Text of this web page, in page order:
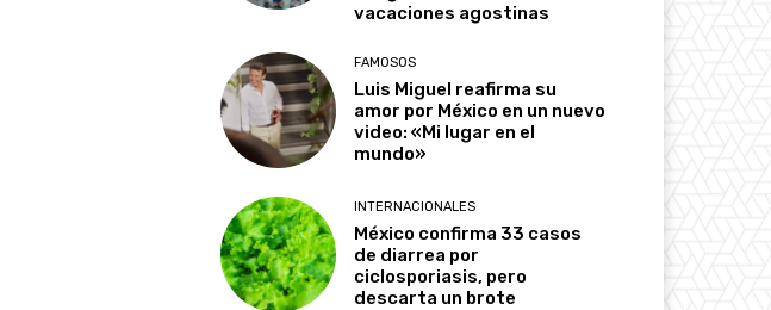
vacaciones agostinas
FAMOSOS
Luis Miguel reafirma su
amor por México en un nuevo
video: «Mi lugar en el
mundo»
INTERNACIONALES
México confirma 33 casos
de diarrea por
ciclosporiasis, pero
descarta un brote